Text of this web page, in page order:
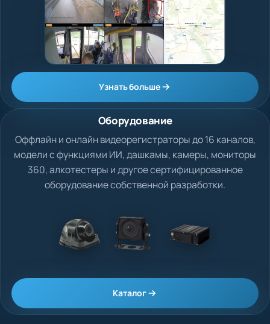
Узнать больше
Оборудование
Оффлайн и онлайн видеорегистраторы до 16 каналов,
модели с функциями ИИ, дашкамы, камеры, мониторы
360, алкотестеры и другое сертифицированное
оборудование собственной разработки.
Каталог